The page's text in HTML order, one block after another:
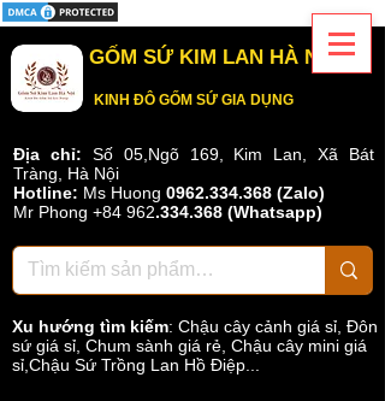
GỐM SỨ KIM LAN HÀ NỘI
KINH ĐÔ GỐM SỨ GIA DỤNG
Địa chỉ: Số 05,Ngõ 169, Kim Lan, Xã Bát
Tràng, Hà Nội
Hotline: Ms Huong 0962.334.368 (Zalo)
Mr Phong +84 962.334.368 (Whatsapp)
Xu hướng tìm kiếm: Chậu cây cảnh giá sỉ Đôn
sứ giá sỉ Chum sành giá rẻ Chậu cây mini giá
sỉ,Chậu Sứ Trồng Lan Hồ Điệp...